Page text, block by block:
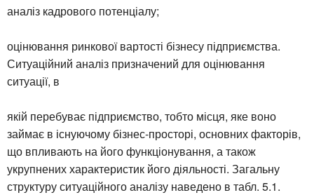
аналіз кадрового потенціалу;
оцінювання ринкової вартості бізнесу підприємства.
Ситуаційний аналіз призначений для оцінювання
ситуації, в
якій перебуває підприємство, тобто місця, яке воно
займає в існуючому бізнес-просторі, основних факторів,
що впливають на його функціонування, а також
укрупнених характеристик його діяльності. Загальну
структуру ситуаційного аналізу наведено в табл. 5.1.